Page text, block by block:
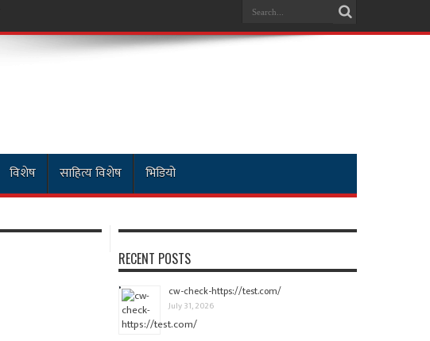
विशेष साहित्य विशेष भिडियो
RECENT POSTS
cw-check-https://test.com/
July 31, 2026